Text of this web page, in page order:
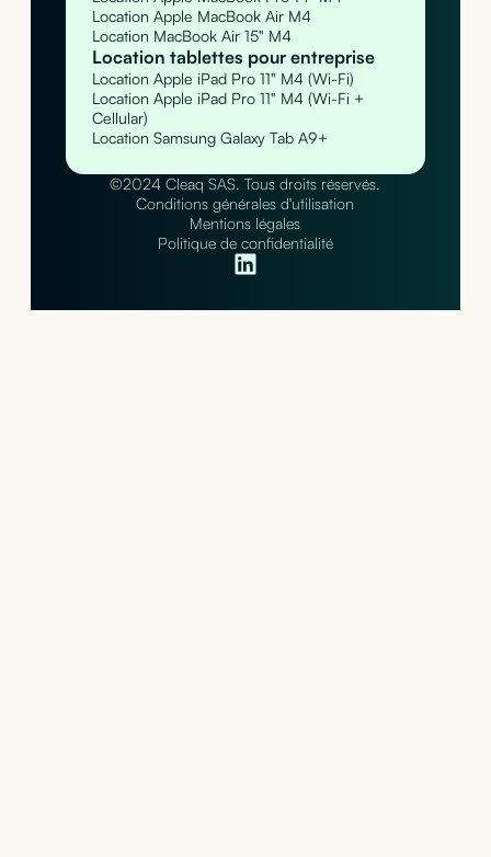
Location Apple MacBook Air M4
Location MacBook Air 15" M4
Location tablettes pour entreprise
Location Apple iPad Pro 11" M4 (Wi-Fi)
Location Apple iPad Pro 11" M4 (Wi-Fi +
Cellular)
Location Samsung Galaxy Tab A9+
©2024 Cleaq SAS. Tous droits réservés.
Conditions générales d'utilisation
Mentions légales
Politique de confidentialité